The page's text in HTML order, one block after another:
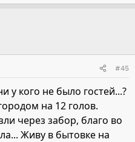
#45
у кого не было гостей...?
на 12 голов.
через забор, благо во
Живу в бытовке на